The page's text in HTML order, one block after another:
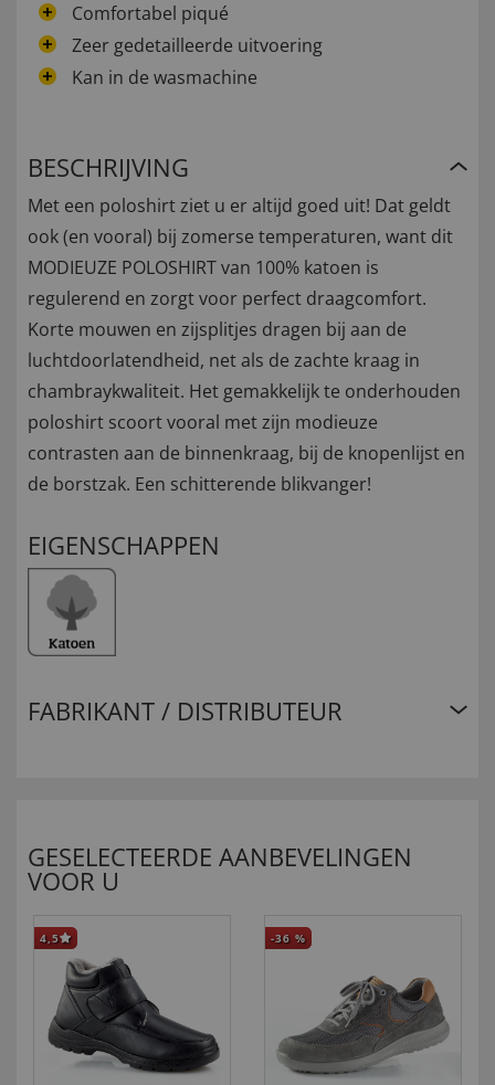
Comfortabel piqué
Zeer gedetailleerde uitvoering
Kan in de wasmachine
BESCHRIJVING
Met een poloshirt ziet u er altijd goed uit! Dat geldt
ook (en vooral) bij zomerse temperaturen, want dit
MODIEUZE POLOSHIRT van 100% katoen is
regulerend en zorgt voor perfect draagcomfort.
Korte mouwen en zijsplitjes dragen bij aan de
luchtdoorlatendheid, net als de zachte kraag in
chambraykwaliteit. Het gemakkelijk te onderhouden
poloshirt scoort vooral met zijn modieuze
contrasten aan de binnenkraag, bij de knopenlijst en
de borstzak. Een schitterende blikvanger!
EIGENSCHAPPEN
FABRIKANT / DISTRIBUTEUR
GESELECTEERDE AANBEVELINGEN
VOOR U
4,5 -36 %